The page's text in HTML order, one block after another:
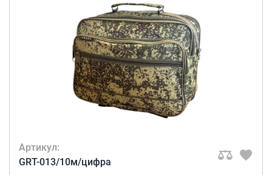
Артикул:
GRT-013/10м/цифра